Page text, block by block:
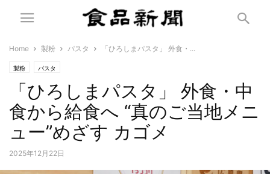
Home 製粉 パスタ 「ひろしまパスタ」 外食・...
製粉 パスタ
「ひろしまパスタ」 外食・中
食から給食へ “真のご当地メニ
ュー”めざす カゴメ
2025年12月22日